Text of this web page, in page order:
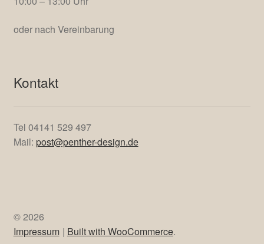
14:00 – 17:00 Uhr
ausserMittwoch (Ruhetag)
oder nach Vereinbarung
Tel 04141 529 497